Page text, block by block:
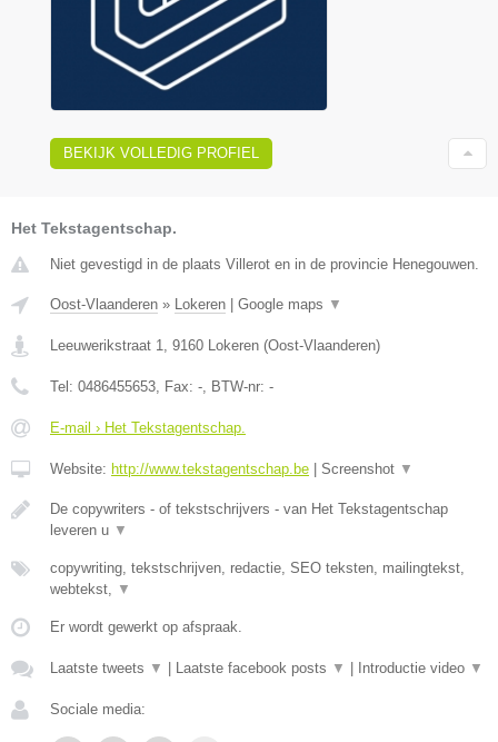
BEKIJK VOLLEDIG PROFIEL
Het Tekstagentschap.
Niet gevestigd in de plaats Villerot en in de provincie Henegouwen.
Oost-Vlaanderen » Lokeren Google maps ▼
Leeuwerikstraat 1, 9160 Lokeren (Oost-Vlaanderen)
Tel: 0486455653, Fax: -, BTW-nr: -
E-mail › Het Tekstagentschap.
Website: http://www.tekstagentschap.be Screenshot ▼
De copywriters - of tekstschrijvers - van Het Tekstagentschap
leveren u ▼
copywriting, tekstschrijven, redactie, SEO teksten, mailingtekst,
webtekst, ▼
Er wordt gewerkt op afspraak.
Laatste tweets ▼ Laatste facebook posts ▼ Introductie video ▼
Sociale media: